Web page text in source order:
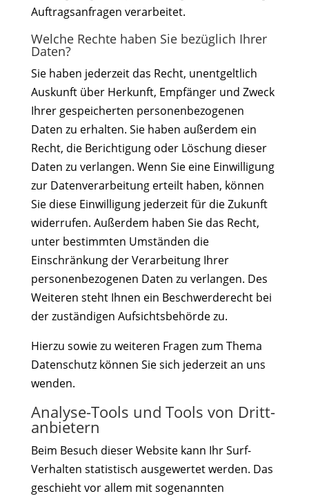
Auftragsanfragen verarbeitet.
Welche Rechte haben Sie bezüglich Ihrer
Daten?
Sie haben jederzeit das Recht, unentgeltlich
Auskunft über Herkunft, Empfänger und Zweck
Ihrer gespeicherten personenbezogenen
Daten zu erhalten. Sie haben außerdem ein
Recht, die Berichtigung oder Löschung dieser
Daten zu verlangen. Wenn Sie eine Einwilligung
zur Datenverarbeitung erteilt haben, können
Sie diese Einwilligung jederzeit für die Zukunft
widerrufen. Außerdem haben Sie das Recht,
unter bestimmten Umständen die
Einschränkung der Verarbeitung Ihrer
personenbezogenen Daten zu verlangen. Des
Weiteren steht Ihnen ein Beschwerderecht bei
der zuständigen Aufsichtsbehörde zu.
Hierzu sowie zu weiteren Fragen zum Thema
Datenschutz können Sie sich jederzeit an uns
wenden.
Analyse-Tools und Tools von Dritt­
anbietern
Beim Besuch dieser Website kann Ihr Surf-
Verhalten statistisch ausgewertet werden. Das
geschieht vor allem mit sogenannten